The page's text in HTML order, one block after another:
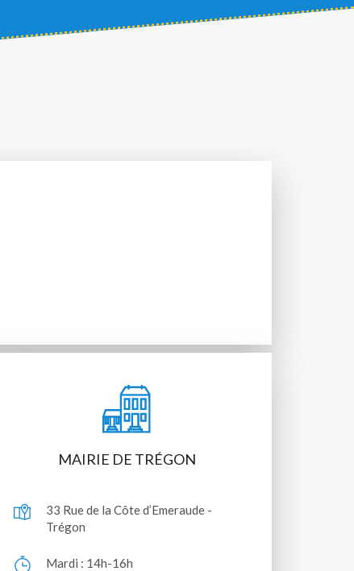
MAIRIE DE TRÉGON
33 Rue de la Côte d’Emeraude -
Trégon
Mardi : 14h-16h